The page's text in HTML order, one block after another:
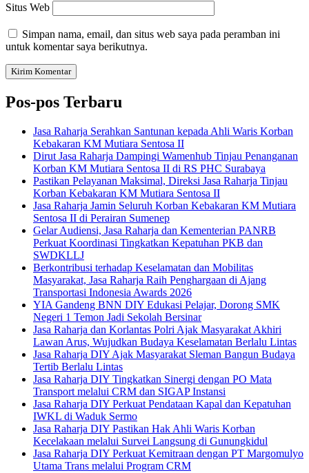
Situs Web
Simpan nama, email, dan situs web saya pada peramban ini
untuk komentar saya berikutnya.
Pos-pos Terbaru
Jasa Raharja Serahkan Santunan kepada Ahli Waris Korban
Kebakaran KM Mutiara Sentosa II
Dirut Jasa Raharja Dampingi Wamenhub Tinjau Penanganan
Korban KM Mutiara Sentosa II di RS PHC Surabaya
Pastikan Pelayanan Maksimal, Direksi Jasa Raharja Tinjau
Korban Kebakaran KM Mutiara Sentosa II
Jasa Raharja Jamin Seluruh Korban Kebakaran KM Mutiara
Sentosa II di Perairan Sumenep
Gelar Audiensi, Jasa Raharja dan Kementerian PANRB
Perkuat Koordinasi Tingkatkan Kepatuhan PKB dan
SWDKLLJ
Berkontribusi terhadap Keselamatan dan Mobilitas
Masyarakat, Jasa Raharja Raih Penghargaan di Ajang
Transportasi Indonesia Awards 2026
YIA Gandeng BNN DIY Edukasi Pelajar, Dorong SMK
Negeri 1 Temon Jadi Sekolah Bersinar
Jasa Raharja dan Korlantas Polri Ajak Masyarakat Akhiri
Lawan Arus, Wujudkan Budaya Keselamatan Berlalu Lintas
Jasa Raharja DIY Ajak Masyarakat Sleman Bangun Budaya
Tertib Berlalu Lintas
Jasa Raharja DIY Tingkatkan Sinergi dengan PO Mata
Transport melalui CRM dan SIGAP Instansi
Jasa Raharja DIY Perkuat Pendataan Kapal dan Kepatuhan
IWKL di Waduk Sermo
Jasa Raharja DIY Pastikan Hak Ahli Waris Korban
Kecelakaan melalui Survei Langsung di Gunungkidul
Jasa Raharja DIY Perkuat Kemitraan dengan PT Margomulyo
Utama Trans melalui Program CRM